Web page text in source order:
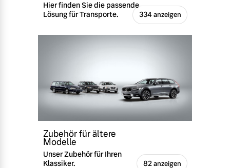
Hier finden Sie die passende
Lösung für Transporte.
334 anzeigen
Zubehör für ältere
Modelle
Unser Zubehör für Ihren
Klassiker.
82 anzeigen